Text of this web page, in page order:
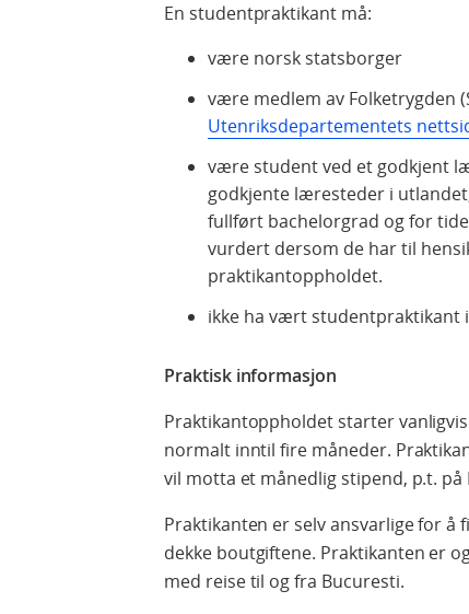
En studentpraktikant må:
være norsk statsborger
være medlem av Folketrygden
Utenriksdepartementets
være student ved et godkjent
godkjente læresteder i
fullført bachelorgrad og for
vurdert dersom de har til
praktikantoppholdet.
ikke ha vært studentpraktikant
Praktisk informasjon
Praktikantoppholdet starter
normalt inntil fire måneder.
vil motta et månedlig stipend, p.t. på
Praktikanten er selv ansvarlige for å
dekke boutgiftene. Praktikanten er
med reise til og fra Bucuresti.